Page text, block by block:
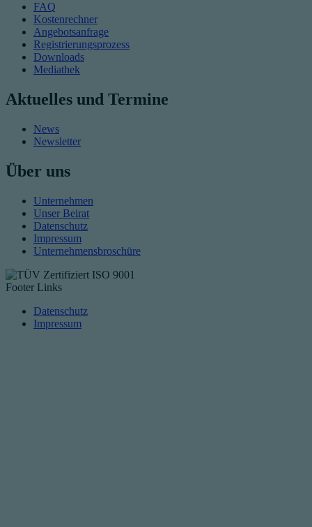
FAQ
Kostenrechner
Angebotsanfrage
Registrierungsprozess
Downloads
Mediathek
Aktuelles und Termine
News
Newsletter
Über uns
Unternehmen
Unser Beirat
Datenschutz
Impressum
Unternehmensbroschüre
Footer Links
Datenschutz
Impressum